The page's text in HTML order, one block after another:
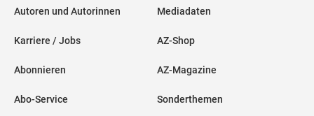
Autoren und Autorinnen
Karriere / Jobs
Abonnieren
Abo-Service
Mediadaten
AZ-Shop
AZ-Magazine
Sonderthemen